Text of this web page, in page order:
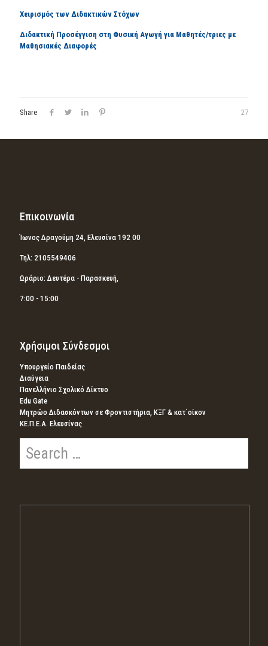
Χειρισμός των Διδακτικών Στόχων
Διδακτική Προσέγγιση στη Φυσική Αγωγή για Μαθητές/τριες με
Μαθησιακές Διαφορές
Share 27
Επικοινωνία
Ίωνος Δραγούμη 24, Ελευσίνα 192 00
Τηλ: 2105549406
Ωράριο: Δευτέρα - Παρασκευή,
7:00 - 15:00
Χρήσιμοι Σύνδεσμοι
Υπουργείο Παιδείας
Διαύγεια
Πανελλήνιο Σχολικό Δίκτυο
Edu Gate
Μητρώο Διδασκόντων σε Φροντιστήρια, ΚΞΓ & κατ΄οίκον
ΚΕ.Π.Ε.Α. Ελευσίνας